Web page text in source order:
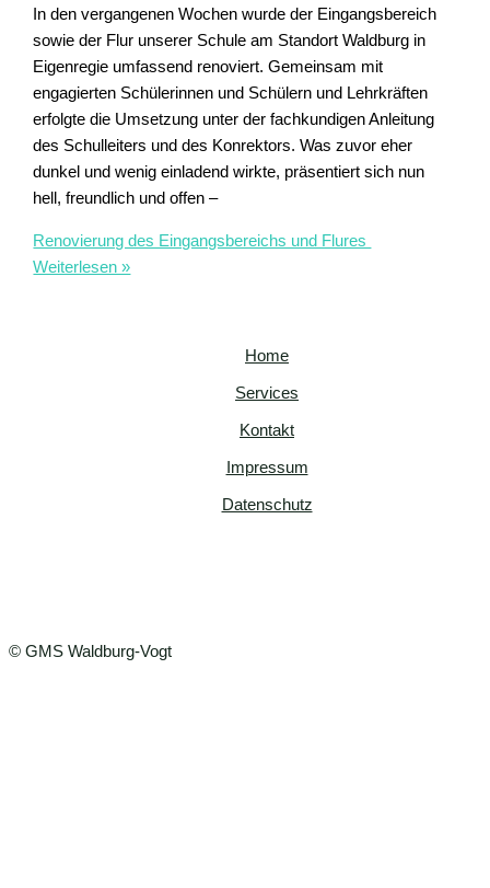
In den vergangenen Wochen wurde der Eingangsbereich
sowie der Flur unserer Schule am Standort Waldburg in
Eigenregie umfassend renoviert. Gemeinsam mit
engagierten Schülerinnen und Schülern und Lehrkräften
erfolgte die Umsetzung unter der fachkundigen Anleitung
des Schulleiters und des Konrektors. Was zuvor eher
dunkel und wenig einladend wirkte, präsentiert sich nun
hell, freundlich und offen –
Renovierung des Eingangsbereichs und Flures
Weiterlesen »
Home
Services
Kontakt
Impressum
Datenschutz
© GMS Waldburg-Vogt